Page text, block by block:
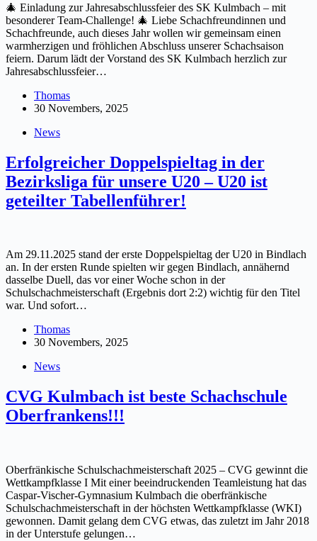
🎄 Einladung zur Jahresabschlussfeier des SK Kulmbach – mit
besonderer Team-Challenge! 🎄 Liebe Schachfreundinnen und
Schachfreunde, auch dieses Jahr wollen wir gemeinsam einen
warmherzigen und fröhlichen Abschluss unserer Schachsaison
feiern. Darum lädt der Vorstand des SK Kulmbach herzlich zur
Jahresabschlussfeier…
Thomas
30 Novembers, 2025
News
Erfolgreicher Doppelspieltag in der
Bezirksliga für unsere U20 – U20 ist
geteilter Tabellenführer!
Am 29.11.2025 stand der erste Doppelspieltag der U20 in Bindlach
an. In der ersten Runde spielten wir gegen Bindlach, annähernd
dasselbe Duell, das vor einer Woche schon in der
Schulschachmeisterschaft (Ergebnis dort 2:2) wichtig für den Titel
war. Und sofort…
Thomas
30 Novembers, 2025
News
CVG Kulmbach ist beste Schachschule
Oberfrankens!!!
Oberfränkische Schulschachmeisterschaft 2025 – CVG gewinnt die
Wettkampfklasse I Mit einer beeindruckenden Teamleistung hat das
Caspar-Vischer-Gymnasium Kulmbach die oberfränkische
Schulschachmeisterschaft in der höchsten Wettkampfklasse (WKI)
gewonnen. Damit gelang dem CVG etwas, das zuletzt im Jahr 2018
in der Unterstufe gelungen…